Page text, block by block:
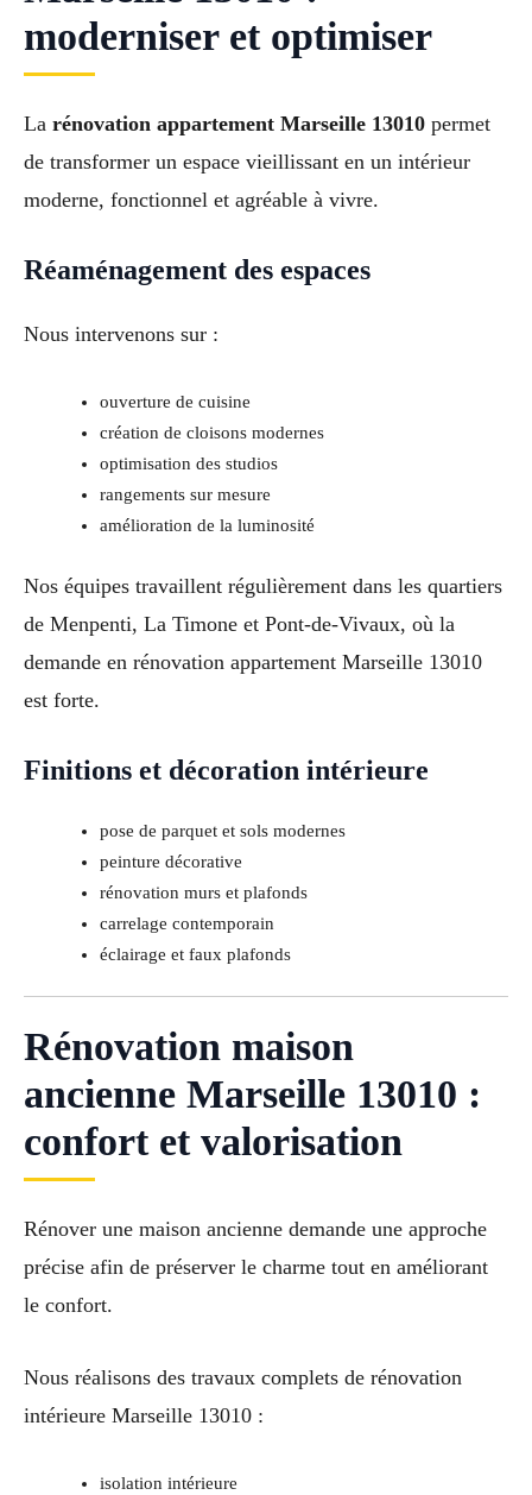
moderniser et optimiser
La rénovation appartement Marseille 13010 permet
de transformer un espace vieillissant en un intérieur
moderne, fonctionnel et agréable à vivre.
Réaménagement des espaces
Nous intervenons sur :
ouverture de cuisine
création de cloisons modernes
optimisation des studios
rangements sur mesure
amélioration de la luminosité
Nos équipes travaillent régulièrement dans les quartiers
de Menpenti, La Timone et Pont-de-Vivaux, où la
demande en rénovation appartement Marseille 13010
est forte.
Finitions et décoration intérieure
pose de parquet et sols modernes
peinture décorative
rénovation murs et plafonds
carrelage contemporain
éclairage et faux plafonds
Rénovation maison
ancienne Marseille 13010 :
confort et valorisation
Rénover une maison ancienne demande une approche
précise afin de préserver le charme tout en améliorant
le confort.
Nous réalisons des travaux complets de rénovation
intérieure Marseille 13010 :
isolation intérieure